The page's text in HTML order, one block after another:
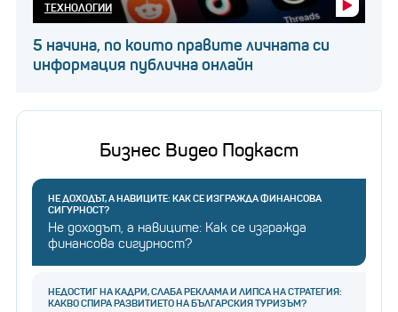
ТЕХНОЛОГИИ
5 начина, по които правите личната си
информация публична онлайн
Бизнес Видео Подкаст
НЕ ДОХОДЪТ, А НАВИЦИТЕ: КАК СЕ ИЗГРАЖДА ФИНАНСОВА
СИГУРНОСТ?
Не доходът, а навиците: Как се изгражда
финансова сигурност?
НЕДОСТИГ НА КАДРИ, СЛАБА РЕКЛАМА И ЛИПСА НА СТРАТЕГИЯ:
КАКВО СПИРА РАЗВИТИЕТО НА БЪЛГАРСКИЯ ТУРИЗЪМ?